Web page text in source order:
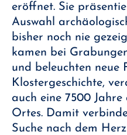
eröffnet. Sie
Auswahl
bisher noch nie
kamen bei
und beleuchten neue
Klostergeschichte,
auch eine 7500
Ortes. Damit
Suche nach dem